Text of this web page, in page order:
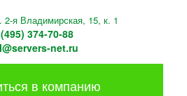
2-я Владимирская, 15, к. 1
374-70-88
net.ru
в компанию